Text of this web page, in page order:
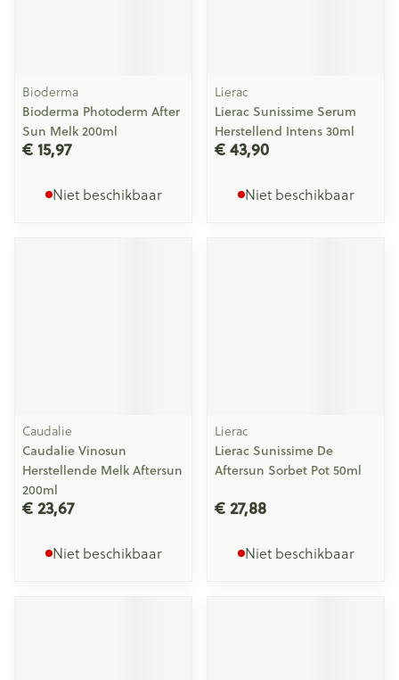
Bioderma
Bioderma Photoderm After
Sun Melk 200ml
€ 15,97
Niet beschikbaar
Lierac
Lierac Sunissime Serum
Herstellend Intens 30ml
€ 43,90
Niet beschikbaar
Caudalie
Caudalie Vinosun
Herstellende Melk Aftersun
200ml
€ 23,67
Niet beschikbaar
Lierac
Lierac Sunissime De
Aftersun Sorbet Pot 50ml
€ 27,88
Niet beschikbaar